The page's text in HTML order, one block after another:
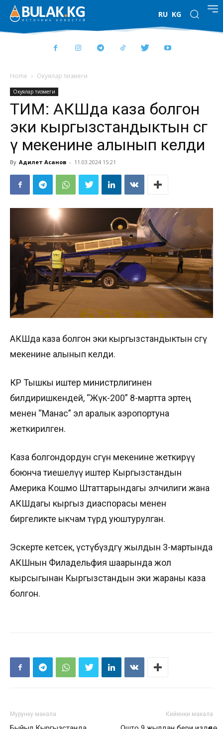
RU KG
Home Окуялар тизмеги
Окуялар тизмеги
ТИМ: АКШда каза болгон
эки кыргызстандыктын сөөг
ү мекенине алынып келди
By Адилет Асанов - 11.03.2024 15:21
АКШда каза болгон эки кыргызстандыктын сөөгү
мекенине алынып келди.
КР Тышкы иштер министрлигинен
билдиришкендей, “Жүк-200” 8-мартта эртең
менен “Манас” эл аралык аэропортуна
жеткирилген.
Каза болгондордун сөөгүн мекенине жеткирүү
боюнча тиешелүү иштер Кыргызстандын
Америка Кошмо Штаттарындагы элчилиги жана
АКШдагы кыргыз диаспорасы менен
биргеликте ыкчам түрдө уюштурулган.
Эскерте кетсек, үстүбүздөгү жылдын 3-мартында
АКШнын Филадельфия шаарында жол
кырсыгынан Кыргызстандын эки жараны каза
болгон.
Мурунку макала Кийинки макала